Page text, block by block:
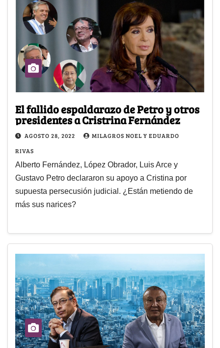
El fallido espaldarazo de Petro y otros
presidentes a Cristrina Fernández
AGOSTO 28, 2022
MILAGROS NOEL Y EDUARDO
RIVAS
Alberto Fernández, López Obrador, Luis Arce y
Gustavo Petro declararon su apoyo a Cristina por
supuesta persecusión judicial. ¿Están metiendo de
más sus narices?